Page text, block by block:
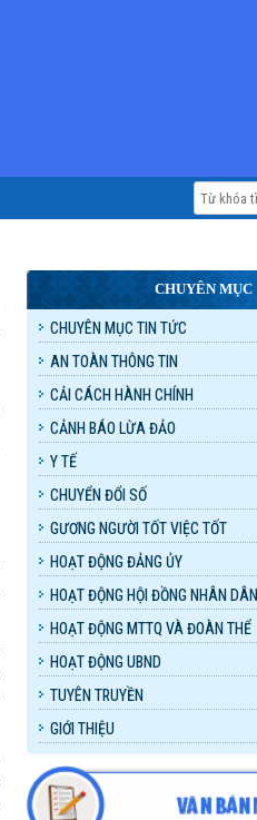
CHUYÊN MỤC
CHUYÊN MỤC TIN TỨC
AN TOÀN THÔNG TIN
CẢI CÁCH HÀNH CHÍNH
CẢNH BÁO LỪA ĐẢO
Y TẾ
CHUYỂN ĐỔI SỐ
GƯƠNG NGƯỜI TỐT VIỆC TỐT
HOẠT ĐỘNG ĐẢNG ỦY
HOẠT ĐỘNG HỘI ĐỒNG NHÂN DÂN
HOẠT ĐỘNG MTTQ VÀ ĐOÀN THỂ
HOẠT ĐỘNG UBND
TUYÊN TRUYỀN
GIỚI THIỆU